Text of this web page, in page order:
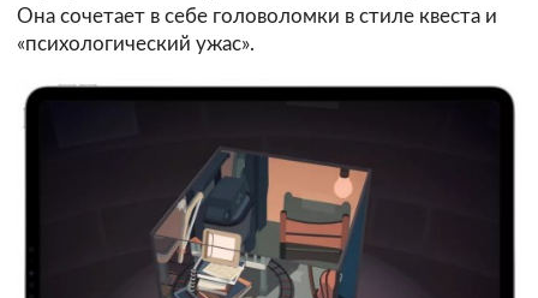
Она сочетает в себе головоломки в стиле квеста и
«психологический ужас».